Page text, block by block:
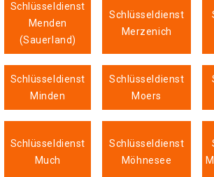
Schlüsseldienst
Menden
(Sauerland)
Schlüsseldienst
Merzenich
Schlüsseldienst
Minden
Schlüsseldienst
Moers
Schlüsseldienst
Much
Schlüsseldienst
Möhnesee